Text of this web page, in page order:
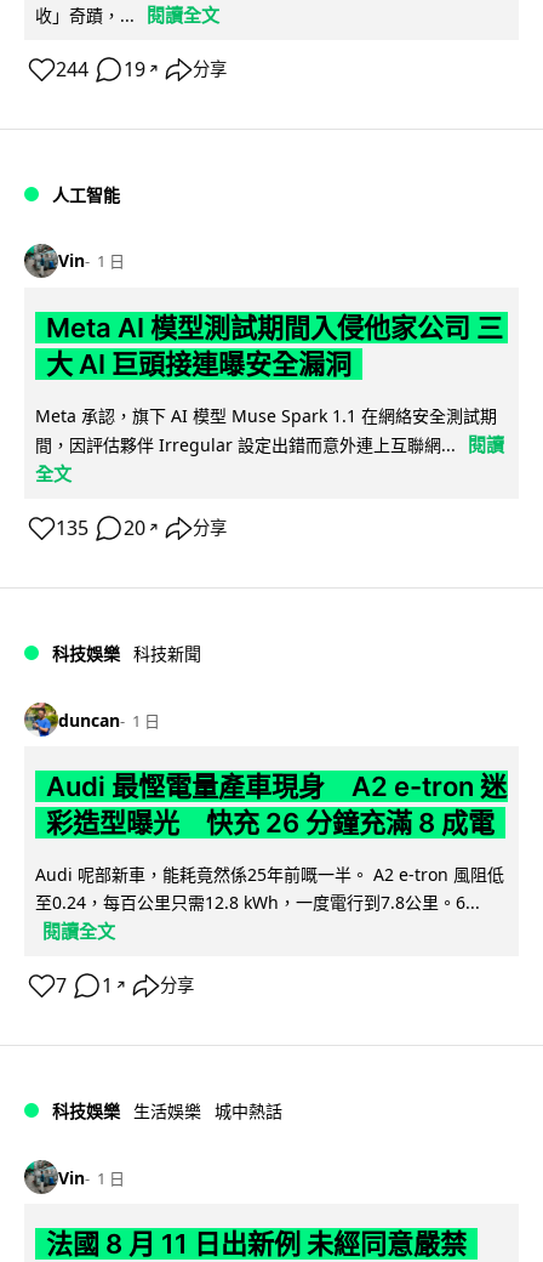
收」奇蹟，... 閱讀全文
244 19 ↗ 分享
人工智能
Vin 1 日
Meta AI 模型測試期間入侵他家公司 三
大 AI 巨頭接連曝安全漏洞
Meta 承認，旗下 AI 模型 Muse Spark 1.1 在網絡安全測試期
間，因評估夥伴 Irregular 設定出錯而意外連上互聯網...
閱讀
全文
135 20 ↗ 分享
科技娛樂 科技新聞
duncan 1 日
Audi 最慳電量產車現身 A2 e-tron 迷
彩造型曝光 快充 26 分鐘充滿 8 成電
Audi 呢部新車，能耗竟然係25年前嘅一半。 A2 e-tron 風阻低
至0.24，每百公里只需12.8 kWh，一度電行到7.8公里。6...
閱讀全文
7 1 ↗ 分享
科技娛樂 生活娛樂 城中熱話
Vin 1 日
法國 8 月 11 日出新例 未經同意嚴禁